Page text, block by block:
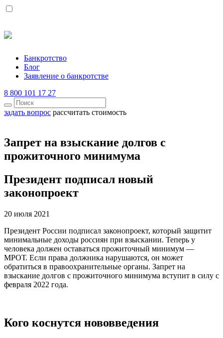
Банкротство
Блог
Заявление о банкротстве
8 800 101 17 27
задать вопрос рассчитать стоимость
Запрет на взыскание долгов с
прожиточного минимума
Президент подписал новый
законопроект
20 июля 2021
Президент России подписал законопроект, который защитит
минимальные доходы россиян при взыскании. Теперь у
человека должен оставаться прожиточный минимум —
МРОТ. Если права должника нарушаются, он может
обратиться в правоохранительные органы. Запрет на
взыскание долгов с прожиточного минимума вступит в силу с
февраля 2022 года.
Кого коснутся нововведения